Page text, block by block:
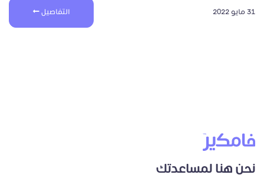
31 مايو 2022 التفاصيل
نحن هنا لمساعدتك